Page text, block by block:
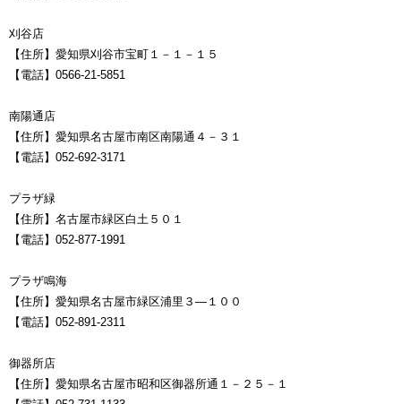
刈谷店
【住所】愛知県刈谷市宝町１－１－１５
【電話】0566-21-5851
南陽通店
【住所】愛知県名古屋市南区南陽通４－３１
【電話】052-692-3171
プラザ緑
【住所】名古屋市緑区白土５０１
【電話】052-877-1991
プラザ鳴海
【住所】愛知県名古屋市緑区浦里３―１００
【電話】052-891-2311
御器所店
【住所】愛知県名古屋市昭和区御器所通１－２５－１